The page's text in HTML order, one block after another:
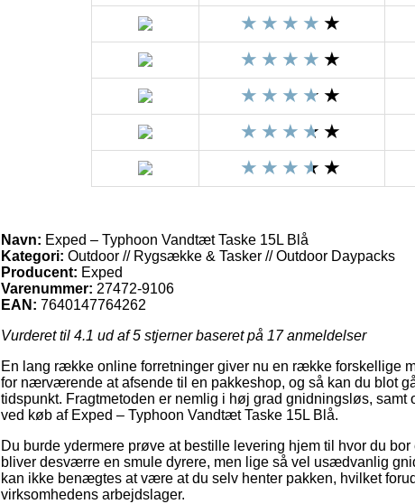
Navn: Exped – Typhoon Vandtæt Taske 15L Blå
Kategori: Outdoor // Rygsække & Tasker // Outdoor Daypacks
Producent: Exped
Varenummer: 27472-9106
EAN: 7640147764262
Vurderet til 4.1 ud af 5 stjerner baseret på 17anmeldelser
En lang række online forretninger giver nu en række forskellige
for nærværende at afsende til en pakkeshop, og så kan du blot
tidspunkt. Fragtmetoden er nemlig i høj grad gnidningsløs, samt
ved køb af Exped – Typhoon Vandtæt Taske 15L Blå.
Du burde ydermere prøve at bestille levering hjem til hvor du
bliver desværre en smule dyrere, men lige så vel usædvanlig
kan ikke benægtes at være at du selv henter pakken, hvilket
virksomhedens arbejdslager.